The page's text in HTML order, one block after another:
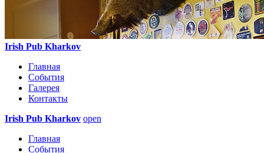
Irish Pub Kharkov
Главная
События
Галерея
Контакты
Irish Pub Kharkov open
Главная
События